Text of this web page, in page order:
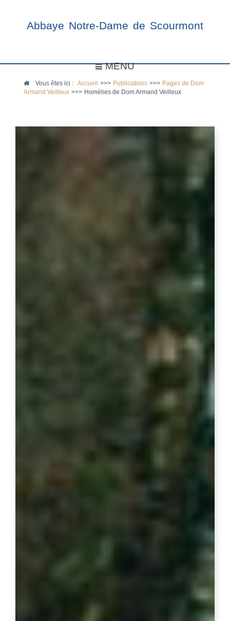
Abbaye Notre-Dame de Scourmont
MENU
Vous êtes ici :Accueil >>> Publications >>> Pages de Dom
Armand Veilleux >>> Homélies de Dom Armand Veilleux